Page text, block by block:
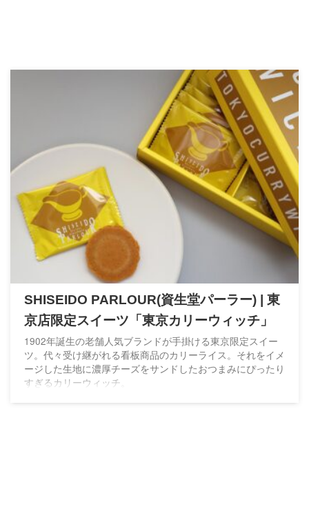
SHISEIDO PARLOUR(資生堂パーラー) | 東
京店限定スイーツ「東京カリーウィッチ」
1902年誕生の老舗人気ブランドが手掛ける東京限定スイー
ツ。代々受け継がれる看板商品のカリーライス。それをイメ
ージした生地に濃厚チーズをサンドしたおつまみにぴったり
すぎるカリーウィッチ。